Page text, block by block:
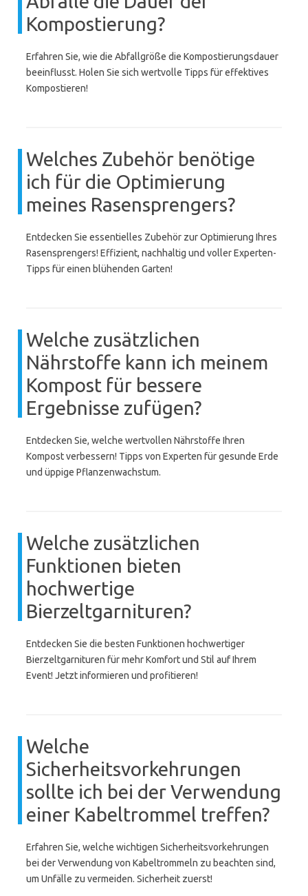
Kompostierung?
Erfahren Sie, wie die Abfallgröße die Kompostierungsdauer
beeinflusst. Holen Sie sich wertvolle Tipps für effektives
Kompostieren!
Welches Zubehör benötige
ich für die Optimierung
meines Rasensprengers?
Entdecken Sie essentielles Zubehör zur Optimierung Ihres
Rasensprengers! Effizient, nachhaltig und voller Experten-
Tipps für einen blühenden Garten!
Welche zusätzlichen
Nährstoffe kann ich meinem
Kompost für bessere
Ergebnisse zufügen?
Entdecken Sie, welche wertvollen Nährstoffe Ihren
Kompost verbessern! Tipps von Experten für gesunde Erde
und üppige Pflanzenwachstum.
Welche zusätzlichen
Funktionen bieten
hochwertige
Bierzeltgarnituren?
Entdecken Sie die besten Funktionen hochwertiger
Bierzeltgarnituren für mehr Komfort und Stil auf Ihrem
Event! Jetzt informieren und profitieren!
Welche
Sicherheitsvorkehrungen
sollte ich bei der Verwendung
einer Kabeltrommel treffen?
Erfahren Sie, welche wichtigen Sicherheitsvorkehrungen
bei der Verwendung von Kabeltrommeln zu beachten sind,
um Unfälle zu vermeiden. Sicherheit zuerst!